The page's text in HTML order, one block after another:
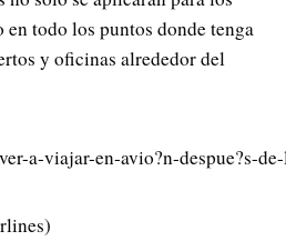
en todo los puntos donde tenga
y oficinas alrededor del